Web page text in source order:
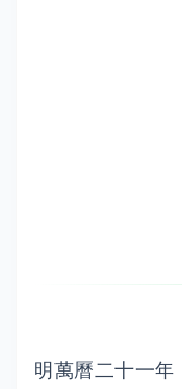
明萬曆二十一